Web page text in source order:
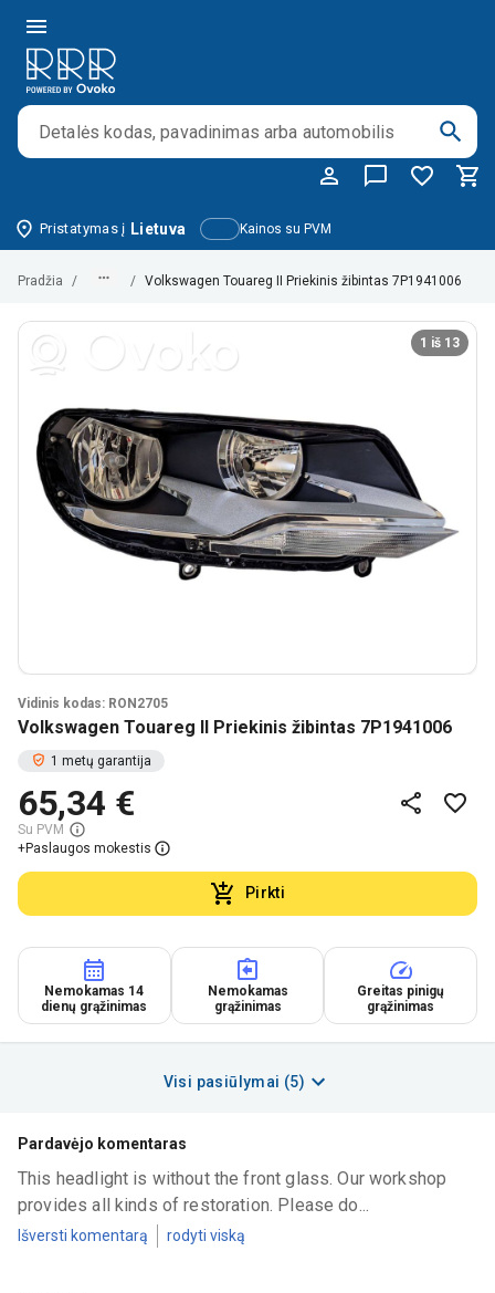
Kainos su PVM
Pristatymas į Lietuva
Pradžia / / Volkswagen Touareg II Priekinis žibintas 7P1941006
1 iš 13
Vidinis kodas: RON2705
Volkswagen Touareg II Priekinis žibintas 7P1941006
1 metų garantija
65,34 €
Su PVM
+Paslaugos mokestis
Pirkti
Nemokamas 14
dienų grąžinimas
Nemokamas
grąžinimas
Greitas pinigų
grąžinimas
Visi pasiūlymai (5)
Pardavėjo komentaras
This headlight is without the front glass. Our workshop
provides all kinds of restoration. Please do...
Išversti komentarą rodyti viską